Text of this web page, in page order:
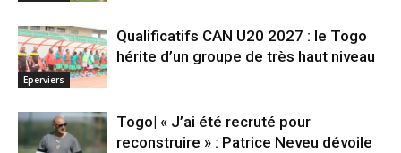
Eperviers
Qualificatifs CAN U20 2027 : le Togo
hérite d’un groupe de très haut niveau
Togo| « J’ai été recruté pour
reconstruire » : Patrice Neveu dévoile